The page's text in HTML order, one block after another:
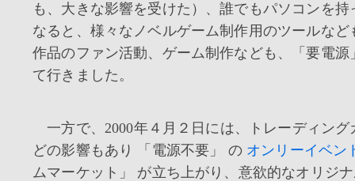
も、大きな影響を受けた）、誰でもパソコンを持
なると、様々なノベルゲーム制作用のツールなど
作品のファン活動、ゲーム制作なども、「要電源
て行きました。
一方で、2000年４月２日には、トレーディング
どの影響もあり 「電源不要」 の オンリーイベン
ムマーケット」 が立ち上がり、意欲的なオリジ